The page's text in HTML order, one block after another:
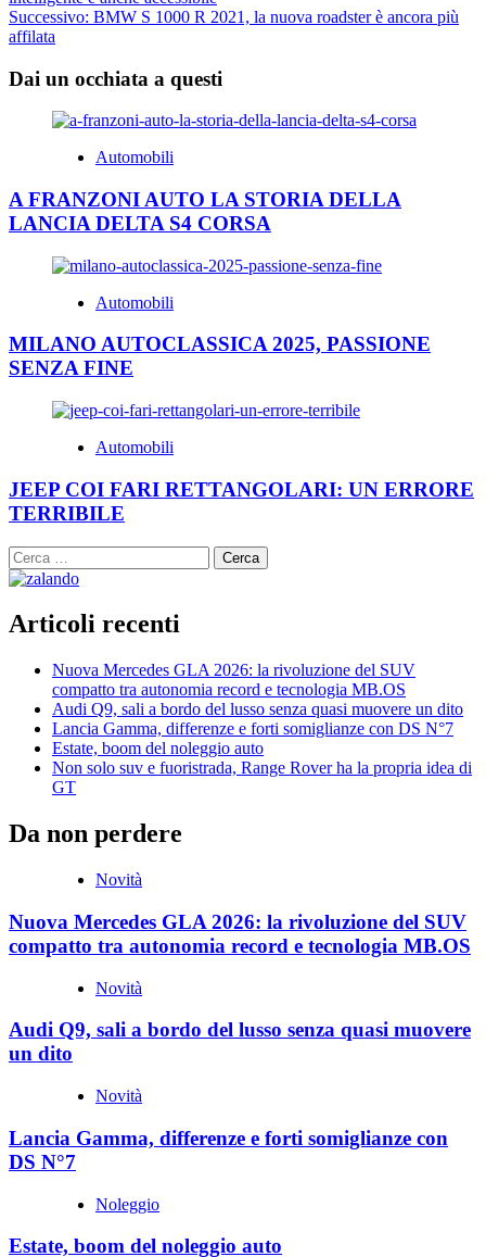
articolo
Successivo: BMW S 1000 R 2021, la nuova roadster è ancora più
affilata
Dai un occhiata a questi
Automobili
A FRANZONI AUTO LA STORIA DELLA
LANCIA DELTA S4 CORSA
Automobili
MILANO AUTOCLASSICA 2025, PASSIONE
SENZA FINE
Automobili
JEEP COI FARI RETTANGOLARI: UN ERRORE
TERRIBILE
Ricerca
per:
Articoli recenti
Nuova Mercedes GLA 2026: la rivoluzione del SUV
compatto tra autonomia record e tecnologia MB.OS
Audi Q9, sali a bordo del lusso senza quasi muovere un dito
Lancia Gamma, differenze e forti somiglianze con DS N°7
Estate, boom del noleggio auto
Non solo suv e fuoristrada, Range Rover ha la propria idea di
GT
Da non perdere
Novità
Nuova Mercedes GLA 2026: la rivoluzione del SUV
compatto tra autonomia record e tecnologia MB.OS
Novità
Audi Q9, sali a bordo del lusso senza quasi muovere
un dito
Novità
Lancia Gamma, differenze e forti somiglianze con
DS N°7
Noleggio
Estate, boom del noleggio auto